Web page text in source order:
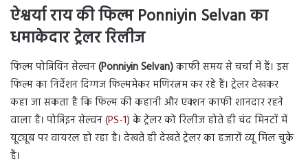
ऐश्वर्या राय की फिल्म Ponniyin Selvan का
धमाकेदार ट्रेलर रिलीज
फिल्म पोन्नियिन सेल्वन(Ponniyin Selvan)काफी समय से चर्चा में हैं। इस
फिल्म का निर्देशन दिग्गज फिल्ममेकर मणिरत्नम कर रहे हैं। ट्रेलर देखकर
कहा जा सकता है कि फिल्म की कहानी और एक्शन काफी शानदार रहने
वाला है। पोन्निइन सेल्वन (PS-1) के ट्रेलर को रिलीज होते ही चंद मिनटों में
यूट्यूब पर वायरल हो रहा है। देखते ही देखते ट्रेलर का हजारों व्यू मिल चुके
हैं।